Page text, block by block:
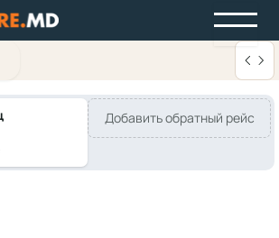
Добавить обратный рейс